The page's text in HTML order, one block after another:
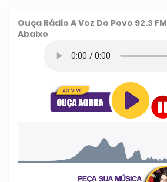
Ouça Rádio A Voz Do Povo 92.3 FM
Abaixo